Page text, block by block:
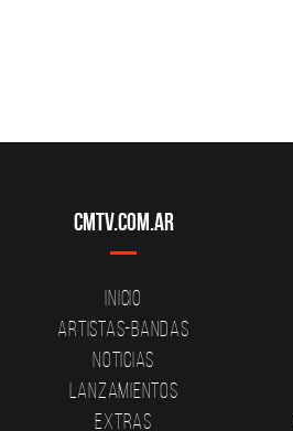
CMTV.com.ar
Inicio
Artistas-Bandas
Noticias
Lanzamientos
Extras